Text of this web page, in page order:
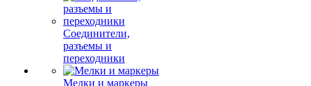
Соединители,
разъемы и
переходники
Мелки и маркеры